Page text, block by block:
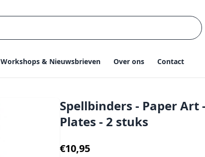
Workshops & Nieuwsbrieven Over ons Contact
Spellbinders - Paper Art
Plates - 2 stuks
€10,95